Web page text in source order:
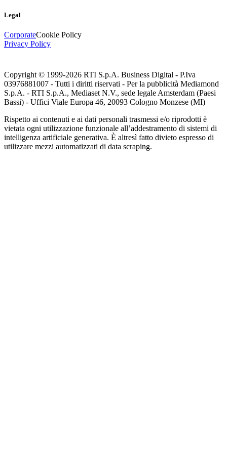
Legal
CorporateCookie Policy
Privacy Policy
Copyright © 1999-2026 RTI S.p.A. Business Digital - P.Iva
03976881007 - Tutti i diritti riservati - Per la pubblicità Mediamond
S.p.A. - RTI S.p.A., Mediaset N.V., sede legale Amsterdam (Paesi
Bassi) - Uffici Viale Europa 46, 20093 Cologno Monzese (MI)
Rispetto ai contenuti e ai dati personali trasmessi e/o riprodotti è
vietata ogni utilizzazione funzionale all’addestramento di sistemi di
intelligenza artificiale generativa. È altresì fatto divieto espresso di
utilizzare mezzi automatizzati di data scraping.